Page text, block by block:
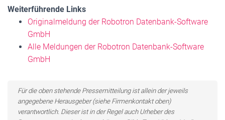
Weiterführende Links
Originalmeldung der Robotron Datenbank-Software
GmbH
Alle Meldungen der Robotron Datenbank-Software
GmbH
Für die oben stehende Pressemitteilung ist allein der jeweils
angegebene Herausgeber (siehe Firmenkontakt oben)
verantwortlich. Dieser ist in der Regel auch Urheber des